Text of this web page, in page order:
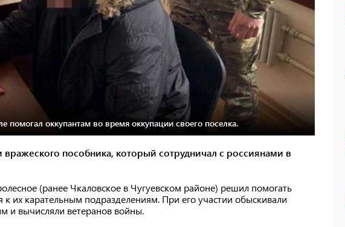
помогал оккупантам во время оккупации своего поселка.
пособника, который сотрудничал с россиянами в
(ранее Чкаловское в Чугуевском районе) решил помогать
к их карательным подразделениям. При его участии обыскивали
и вычисляли ветеранов войны.